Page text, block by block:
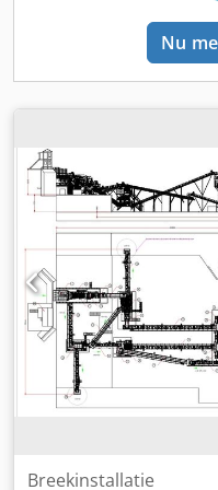
CLK 130 kaakbreker,
breekcapaciteit, speelt
van het proces door
Ondersteund door een
een homogene voeding
De positionering van al
transport zonder
bieden
innovatieve aanpak
operationele kosten
verhogen. De TK150
asbrekers, geplaatst in
maken de productie
hoogwaardige
en betonproductie.
korrelvorm en
internationale normen
productkwaliteit
zeefmachines in het
classificatie mogelijk van
Nu
Breekinstallatie